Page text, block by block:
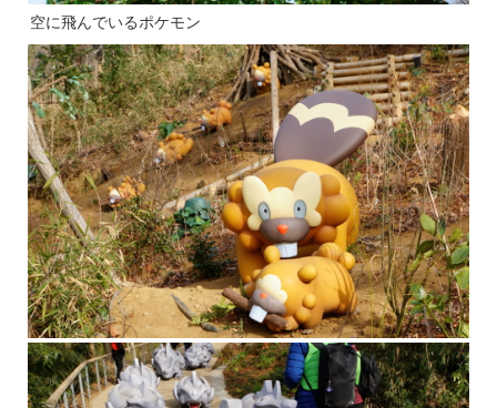
空に飛んでいるポケモン